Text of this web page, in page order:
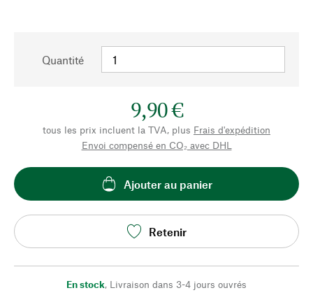
Quantité
9,90 €
tous les prix incluent la TVA, plus Frais d'expédition
Envoi compensé en CO₂ avec DHL
Ajouter au panier
Retenir
En stock, Livraison dans 3-4 jours ouvrés